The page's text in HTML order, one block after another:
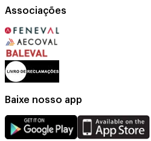
Associações
Baixe nosso app